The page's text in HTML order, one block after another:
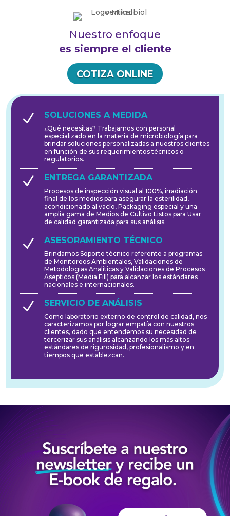
Nuestro enfoque
es siempre el cliente
COTIZA ONLINE
N SOLUCIONES A MEDIDA
¿Qué necesitas? Trabajamos con personal
especializado en la materia de microbiología para
brindar soluciones personalizadas a nuestros clientes
en función de sus requerimientos técnicos o
regulatorios.
N ENTREGA GARANTIZADA
Procesos de inspección visual al 100%, irradiación
final de los medios para asegurar la esterilidad,
acondicionado al vacío, Packaging especial y una
amplia gama de Medios de Cultivo Listos para Usar
de calidad garantizada para sus análisis.
N ASESORAMIENTO TÉCNICO
Brindamos Soporte técnico referente a programas
de Monitoreos Ambientales, Validaciones de
Metodologias Analiticas y Validaciones de Procesos
Asepticos (Media Fill) para alcanzar los estándares
nacionales e internacionales.
N SERVICIO DE ANÁLISIS
Como laboratorio externo de control de calidad, nos
caracterizamos por lograr empatía con nuestros
clientes, dado que entendemos su necesidad de
tercerizar sus análisis alcanzando los más altos
estándares de rigurosidad, profesionalismo y en
tiempos que establezcan.